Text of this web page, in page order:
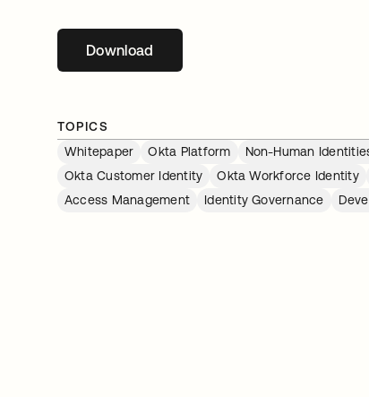
Downloadse abre en una pestaña nueva
TOPICS
Whitepaper
Okta Platform Non-Human
Okta Customer Identity
Okta Workforce Identity
Access Management
Identity Governance